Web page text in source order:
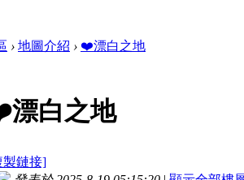
› 地圖介紹 › ❤️漂白之地
白之地
製鏈接]